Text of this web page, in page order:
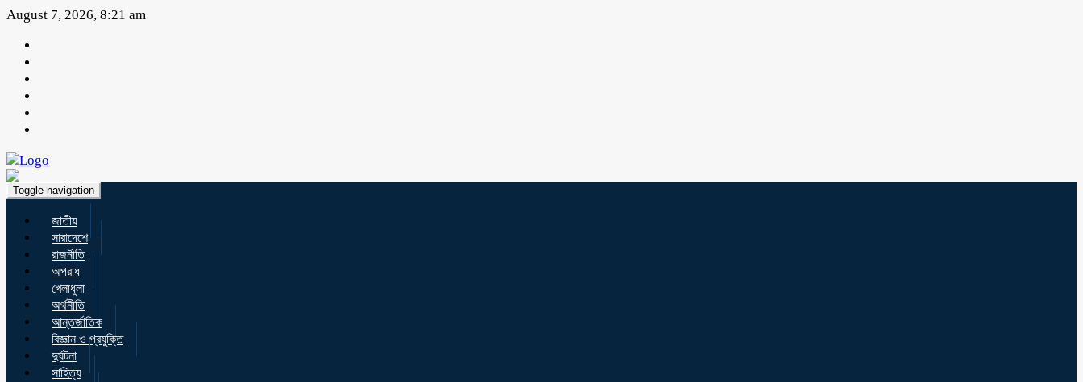
August 7, 2026, 8:21 am
Toggle navigation
জাতীয়
সারাদেশে
রাজনীতি
অপরাধ
খেলাধুলা
অর্থনীতি
আন্তর্জাতিক
বিজ্ঞান ও প্রযুক্তি
দুর্ঘটনা
সাহিত্য